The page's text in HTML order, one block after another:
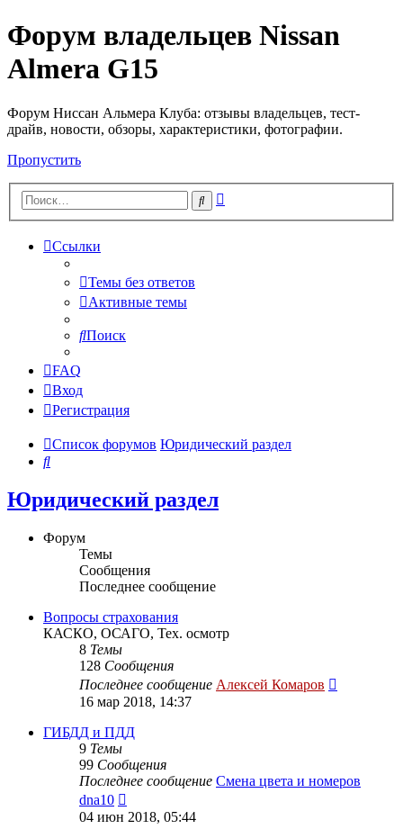
Форум владельцев Nissan
Almera G15
Форум Ниссан Альмера Клуба: отзывы владельцев, тест-
драйв, новости, обзоры, характеристики, фотографии.
Пропустить
Поиск
Ссылки
Темы без ответов
Активные темы
Поиск
FAQ
Вход
Регистрация
Список форумов Юридический раздел
Поиск
Юридический раздел
Форум
Темы
Сообщения
Последнее сообщение
Вопросы страхования
КАСКО, ОСАГО, Тех. осмотр
8 Темы
128 Сообщения
Последнее сообщение Алексей Комаров
16 мар 2018, 14:37
ГИБДД и ПДД
9 Темы
99 Сообщения
Последнее сообщение Смена цвета и номеров
dna10
к
последнему
04 июн 2018, 05:44